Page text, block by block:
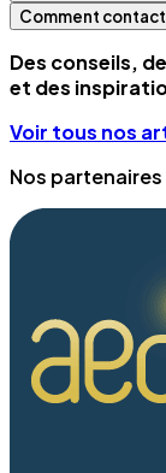
Comment
Des conseils,
et des
Voir tous nos
Nos